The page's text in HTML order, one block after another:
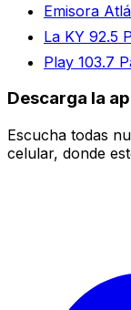
Emisora
La KY 92.5
Play 103.7
Descarga la
Escucha todas
celular, donde